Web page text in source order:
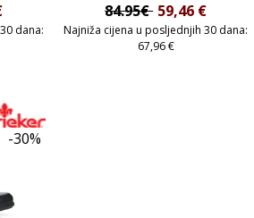
dana:
84.95€ 59,46 €
Najniža cijena u posljednjih 30 dana:
67,96€
-30%